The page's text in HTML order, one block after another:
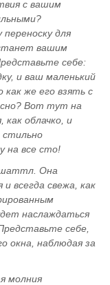
с вашим
для
вашим
себе:
и ваш маленький
же его взять с
Вот тут на
как облачко, и
стильно
на все сто!
шаттл. Она
всегда свежа, как
наслаждаться
себе,
окна, наблюдая за
молния